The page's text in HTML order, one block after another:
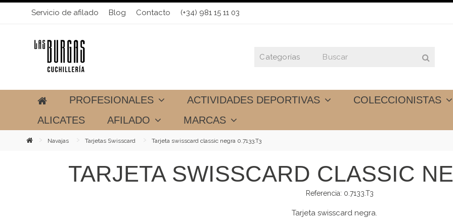
Servicio de afilado Blog Contacto (+34) 981 15 11 03
PROFESIONALES ACTIVIDADES DEPORTIVAS COLECCIONISTAS
ALICATES
AFILADO MARCAS
Navajas Tarjetas Swisscard Tarjeta swisscard classic negra 0.7133.T3
TARJETA SWISSCARD CLASSIC
Referencia: 0.7133.T3
Tarjeta swisscard negra.